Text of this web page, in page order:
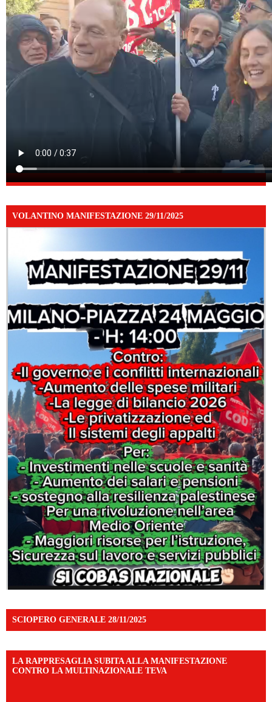
VOLANTINO MANIFESTAZIONE 29/11/2025
SCIOPERO GENERALE 28/11/2025
LA RAPPRESAGLIA SUBITA ALLA MANIFESTAZIONE
CONTRO LA MULTINAZIONALE TEVA